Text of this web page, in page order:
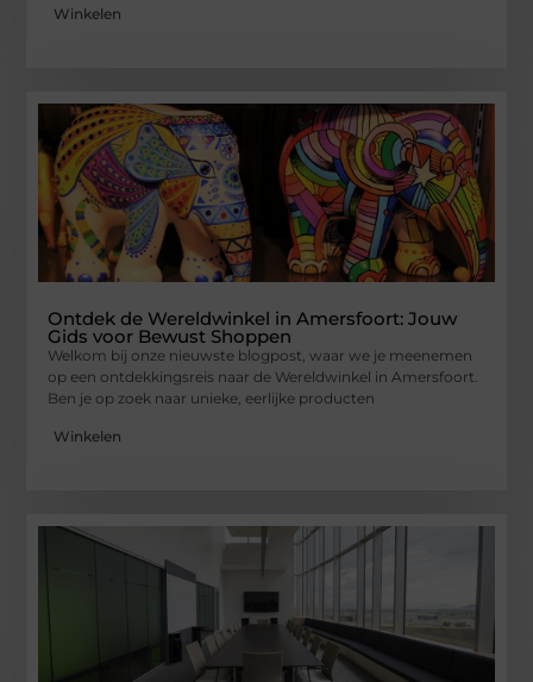
Winkelen
Ontdek de Wereldwinkel in Amersfoort: Jouw
Gids voor Bewust Shoppen
Welkom bij onze nieuwste blogpost, waar we je meenemen
op een ontdekkingsreis naar de Wereldwinkel in Amersfoort.
Ben je op zoek naar unieke, eerlijke producten
Winkelen